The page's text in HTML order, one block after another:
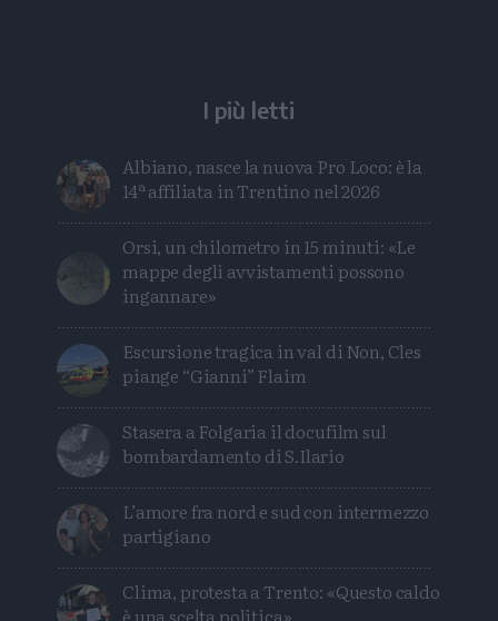
I più letti
Albiano, nasce la nuova Pro Loco: è la
14ª affiliata in Trentino nel 2026
Orsi, un chilometro in 15 minuti: «Le
mappe degli avvistamenti possono
ingannare»
Escursione tragica in val di Non, Cles
piange “Gianni” Flaim
Stasera a Folgaria il docufilm sul
bombardamento di S.Ilario
L’amore fra nord e sud con intermezzo
partigiano
Clima, protesta a Trento: «Questo caldo
è una scelta politica»